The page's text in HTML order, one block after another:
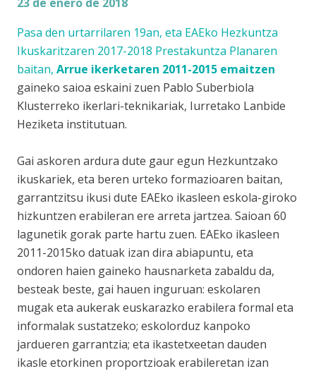
Pasa den urtarrilaren 19an, eta EAEko Hezkuntza
Ikuskaritzaren 2017-2018 Prestakuntza Planaren
baitan, Arrue ikerketaren 2011-2015 emaitzen
gaineko saioa eskaini zuen Pablo Suberbiola
Klusterreko ikerlari-teknikariak, Iurretako Lanbide
Heziketa institutuan.
Gai askoren ardura dute gaur egun Hezkuntzako
ikuskariek, eta beren urteko formazioaren baitan,
garrantzitsu ikusi dute EAEko ikasleen eskola-giroko
hizkuntzen erabileran ere arreta jartzea. Saioan 60
lagunetik gorak parte hartu zuen. EAEko ikasleen
2011-2015ko datuak izan dira abiapuntu, eta
ondoren haien gaineko hausnarketa zabaldu da,
besteak beste, gai hauen inguruan: eskolaren
mugak eta aukerak euskarazko erabilera formal eta
informalak sustatzeko; eskolorduz kanpoko
jardueren garrantzia; eta ikastetxeetan dauden
ikasle etorkinen proportzioak erabileretan izan